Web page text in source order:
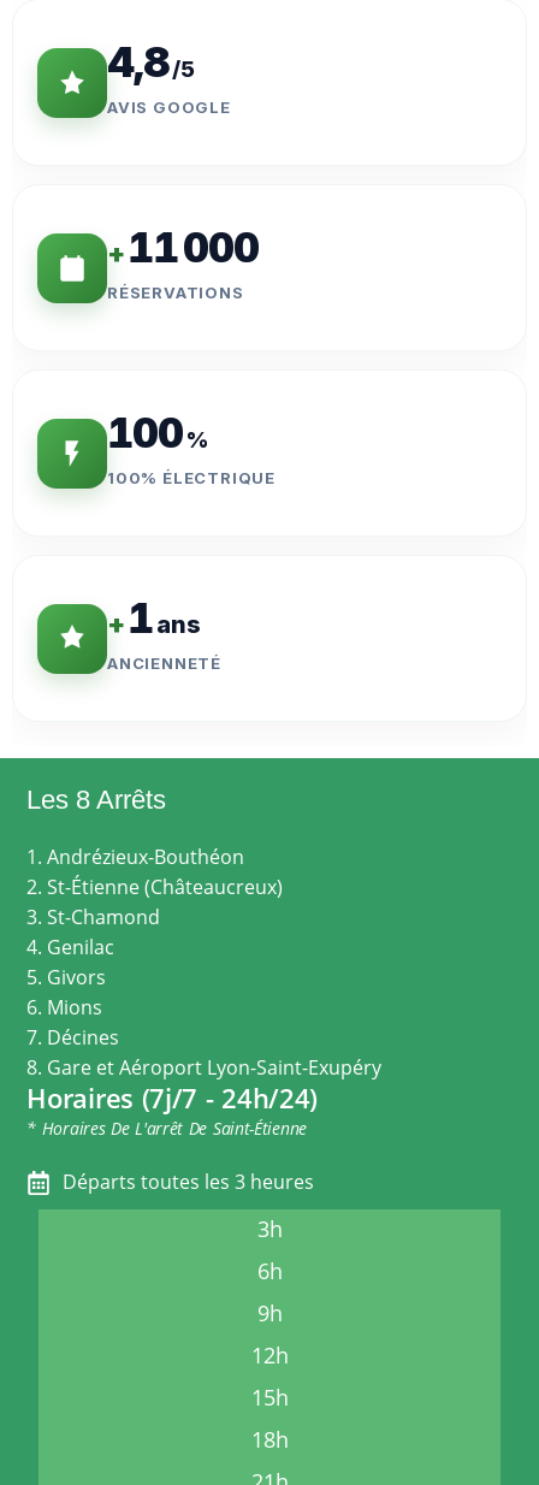
4,8/5
AVIS GOOGLE
+11 000
RÉSERVATIONS
100%
100% ÉLECTRIQUE
+1ans
ANCIENNETÉ
Les 8 Arrêts
1. Andrézieux-Bouthéon
2. St-Étienne (Châteaucreux)
3. St-Chamond
4. Genilac
5. Givors
6. Mions
7. Décines
8. Gare et Aéroport Lyon-Saint-Exupéry
Horaires (7j/7 - 24h/24)
* Horaires De L'arrêt De Saint-Étienne
Départs toutes les 3 heures
3h
6h
9h
12h
15h
18h